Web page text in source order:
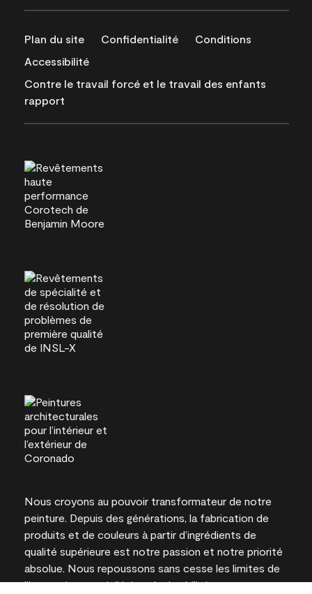
Plan du site Confidentialité
Conditions
Accessibilité
Contre le travail forcé et le travail des enfants
rapport
Nous croyons au pouvoir transformateur de notre
peinture. Depuis des générations, la fabrication de
produits et de couleurs à partir d’ingrédients de
qualité supérieure est notre passion et notre priorité
absolue. Nous repoussons sans cesse les limites de
l’innovation et privilégions la durabilité pour